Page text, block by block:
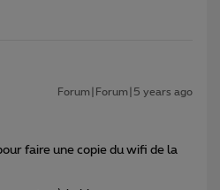
Forum|Forum|5 years ago
faire une copie du wifi de la